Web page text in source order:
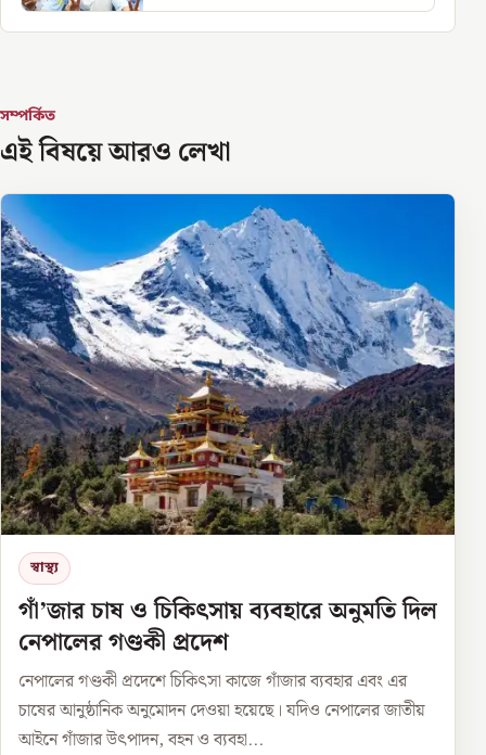
সম্পর্কিত
এই বিষয়ে আরও লেখা
স্বাস্থ্য
গাঁ’জার চাষ ও চিকিৎসায় ব্যবহারে অনুমতি দিল
নেপালের গণ্ডকী প্রদেশ
নেপালের গণ্ডকী প্রদেশে চিকিৎসা কাজে গাঁজার ব্যবহার এবং এর
চাষের আনুষ্ঠানিক অনুমোদন দেওয়া হয়েছে। যদিও নেপালের জাতীয়
আইনে গাঁজার উৎপাদন, বহন ও ব্যবহা...